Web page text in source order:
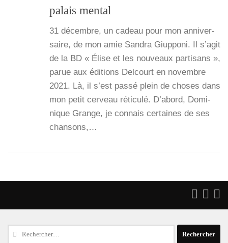
palais mental
31 décembre, un cadeau pour mon anni­ver­
saire, de mon amie San­dra Giup­po­ni. Il s’a­git
de la BD « Élise et les nou­veaux par­ti­sans »,
parue aux édi­tions Del­court en novembre
2021. Là, il s’est pas­sé plein de choses dans
mon petit cer­veau réti­cu­lé. D’a­bord, Domi­
nique Grange, je connais cer­taines de ses
chan­sons,…
Rechercher :